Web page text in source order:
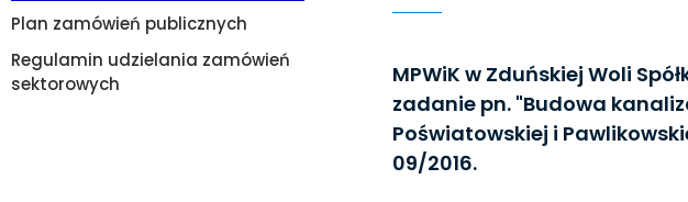
Plan zamówień publicznych
Regulamin udzielania zamówień
sektorowych
MPWiK w Zduńskiej Woli
zadanie pn. "Budowa
Poświatowskiej i
09/2016.